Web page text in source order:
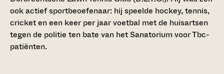
ook actief sportbeoefenaar: hij speelde hockey, tennis,
cricket en een keer per jaar voetbal met de huisartsen
tegen de politie ten bate van het Sanatorium voor Tbc-
patiënten.